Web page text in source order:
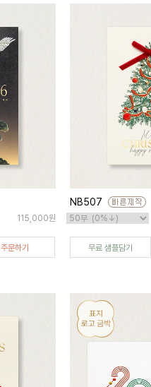
115,000원
주문하기
NB507
무료 샘플담기